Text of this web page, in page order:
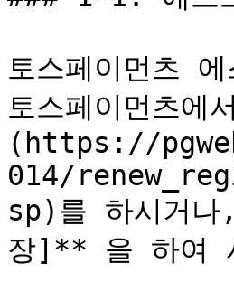
토스페이먼츠
토스페이먼츠
(https://
014/
sp)를 하시거
장]** 을 하여